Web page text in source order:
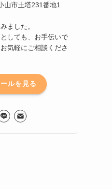
山市土塔231番地1
ました。
しても、お手伝いで
気軽にご相談くださ
ルを見る